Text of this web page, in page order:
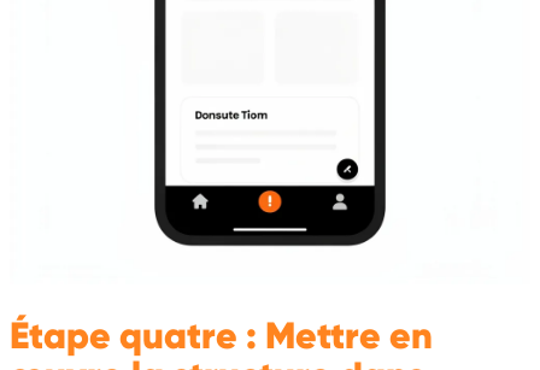
Étape quatre : Mettre en